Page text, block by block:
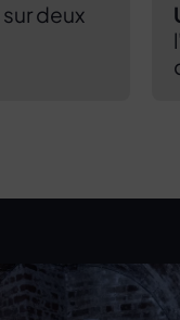
sur deux